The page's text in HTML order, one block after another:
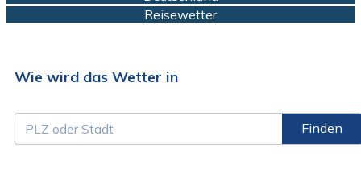
Reisewetter
Wie wird das Wetter in
Finden